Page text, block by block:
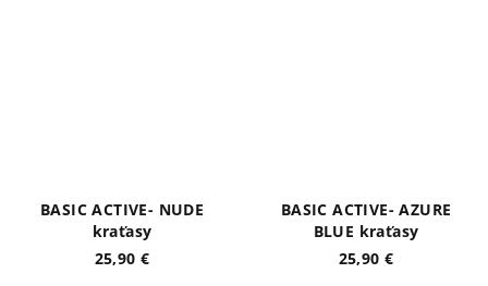
BASIC ACTIVE- NUDE
kraťasy
25,90 €
BASIC ACTIVE- AZURE
BLUE kraťasy
25,90 €